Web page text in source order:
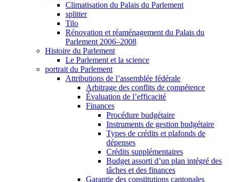
Climatisation du Palais du Parlement
splitter
Tilo
Rénovation et réaménagement du Palais du
Parlement 2006–2008
Histoire du Parlement
Le Parlement et la science
portrait du Parlement
Attributions de l’assemblée fédérale
Arbitrage des conflits de compétence
Évaluation de l’efficacité
Finances
Procédure budgétaire
Instruments de gestion budgétaire
Types de crédits et plafonds de
dépenses
Crédits supplémentaires
Budget assorti d’un plan intégré des
tâches et des finances
Garantie des constitutions cantonales